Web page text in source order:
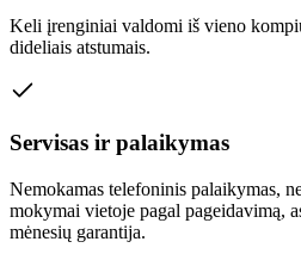
Keli įrenginiai valdomi iš vieno
dideliais atstumais.
Servisas ir palaikymas
Nemokamas telefoninis palaikymas,
mokymai vietoje pagal pageidavimą,
mėnesių garantija.